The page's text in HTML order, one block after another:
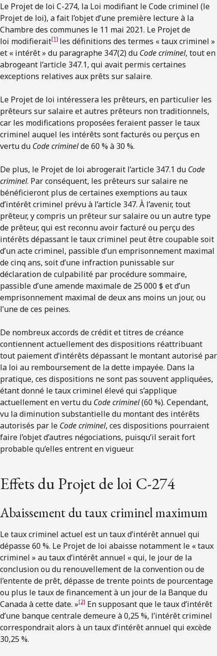
Le Projet de loi C-274, la Loi modifiant le Code criminel (le
Projet de loi), a fait l’objet d’une première lecture à la
Chambre des communes le 11 mai 2021. Le Projet de
loi modifierait[1] les définitions des termes « taux criminel »
et « intérêt » du paragraphe 347(2) du Code criminel, tout en
abrogeant l’article 347.1, qui avait permis certaines
exceptions relatives aux prêts sur salaire.
Le Projet de loi intéressera les prêteurs, en particulier les
prêteurs sur salaire et autres prêteurs non traditionnels,
car les modifications proposées feraient passer le taux
criminel auquel les intérêts sont facturés ou perçus en
vertu du Code criminelde 60 % à 30 %.
De plus, le Projet de loi abrogerait l’article 347.1 du Code
criminel. Par conséquent, les prêteurs sur salaire ne
bénéficieront plus de certaines exemptions au taux
d’intérêt criminel prévu à l’article 347. À l’avenir, tout
prêteur, y compris un prêteur sur salaire ou un autre type
de prêteur, qui est reconnu avoir facturé ou perçu des
intérêts dépassant le taux criminel peut être coupable soit
d’un acte criminel, passible d’un emprisonnement maximal
de cinq ans, soit d’une infraction punissable sur
déclaration de culpabilité par procédure sommaire,
passible d’une amende maximale de 25 000 $ et d’un
emprisonnement maximal de deux ans moins un jour, ou
l’une de ces peines.
De nombreux accords de crédit et titres de créance
contiennent actuellement des dispositions réattribuant
tout paiement d’intérêts dépassant le montant autorisé par
la loi au remboursement de la dette impayée. Dans la
pratique, ces dispositions ne sont pas souvent appliquées,
étant donné le taux criminel élevé qui s’applique
actuellement en vertu du Code criminel(60 %). Cependant,
vu la diminution substantielle du montant des intérêts
autorisés par le Code criminel, ces dispositions pourraient
faire l’objet d’autres négociations, puisqu’il serait fort
probable qu’elles entrent en vigueur.
Effets du Projet de loi C-274
Abaissement du taux criminel maximum
Le taux criminel actuel est un taux d’intérêt annuel qui
dépasse 60 %. Le Projet de loi abaisse notamment le « taux
criminel » au taux d’intérêt annuel « qui, le jour de la
conclusion ou du renouvellement de la convention ou de
l’entente de prêt, dépasse de trente points de pourcentage
ou plus le taux de financement à un jour de la Banque du
Canada à cette date. »[2] En supposant que le taux d’intérêt
d’une banque centrale demeure à 0,25 %, l’intérêt criminel
correspondrait alors à un taux d’intérêt annuel qui excède
30,25 %.